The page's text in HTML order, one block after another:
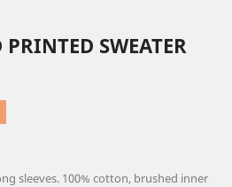
SWEATER
sleeves. 100% cotton, brushed inner